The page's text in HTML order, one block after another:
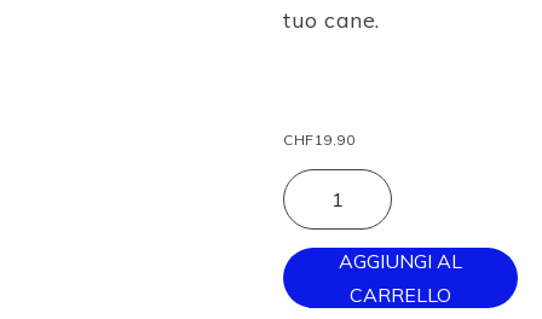
tuo cane.
CHF19.90
AGGIUNGI AL
CARRELLO